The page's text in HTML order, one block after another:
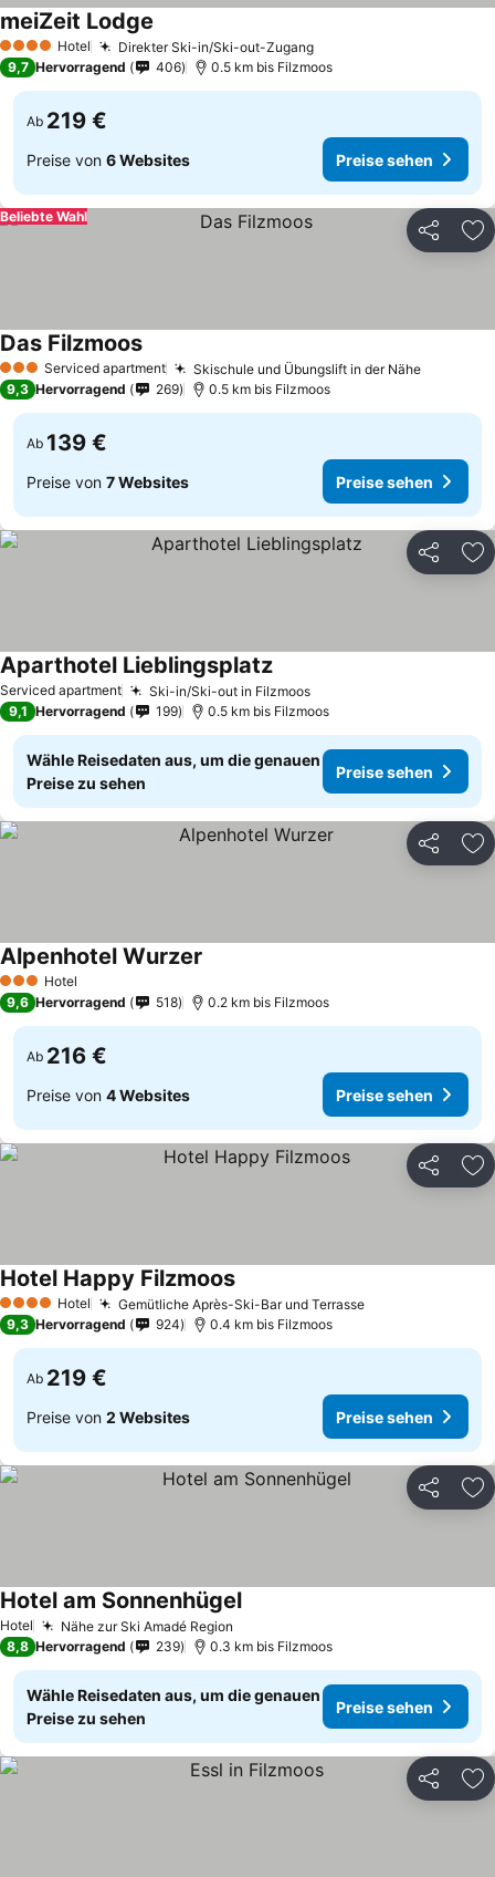
4 Sterne Hotel Direkter Ski-in/Ski-out-ZugangPreise sehen
meiZeit Lodge
9,7 Hervorragend 406 0.5 km bis Filzmoos
Ab 219 €
Preise von 6 Websites Preise sehen
Teilen
Beliebte Wahl
3 SterneServiced apartment Skischule und Übungslift in der NähePreise
Das FilzmoosPreise sehen
9,3 Hervorragend 269 0.5 km bis Filzmoos
Ab 139 €
Preise von 7 Websites Preise sehen
Teilen
Serviced apartment Ski-in/Ski-out in FilzmoosPreise sehen
Aparthotel LieblingsplatzPreise sehen
9,1 Hervorragend 199 0.5 km bis Filzmoos
Wähle Reisedaten aus, um die genauen
Preise zu sehen
Preise sehen
Teilen
3 SterneHotel
Alpenhotel Wurzer
9,6 Hervorragend 518 0.2 km bis Filzmoos
Ab 216 €
Preise von 4 Websites Preise sehen
Teilen
4 Sterne Hotel Gemütliche Après-Ski-Bar und TerrassePreise sehen
Hotel Happy FilzmoosPreise sehen
9,3 Hervorragend 924 0.4 km bis Filzmoos
Ab 219 €
Preise von 2 Websites Preise sehen
Teilen
Hotel Nähe zur Ski Amadé Region
Hotel am SonnenhügelPreise sehen
8,8 Hervorragend 239 0.3 km bis Filzmoos
Wähle Reisedaten aus, um die genauen
Preise zu sehen
Preise sehen
Teilen